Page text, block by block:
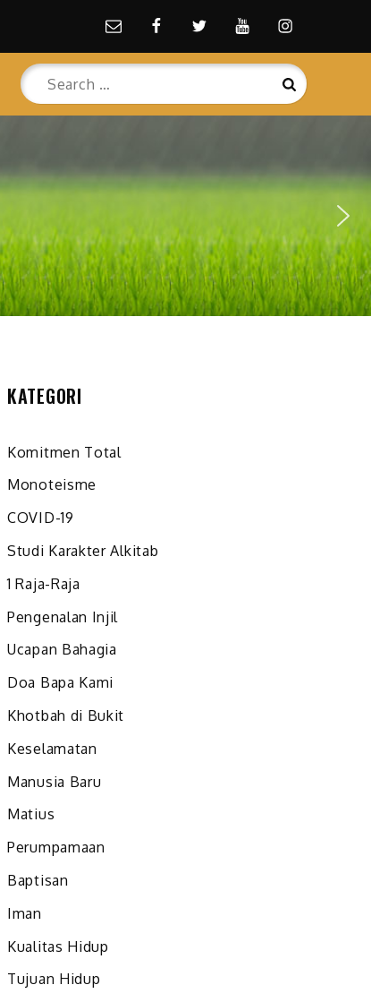
Email facebookTwitterYoutubeInstagram
Search
for:
Search
KATEGORI
Komitmen Total
Monoteisme
COVID-19
Studi Karakter Alkitab
1 Raja-Raja
Pengenalan Injil
Ucapan Bahagia
Doa Bapa Kami
Khotbah di Bukit
Keselamatan
Manusia Baru
Matius
Perumpamaan
Baptisan
Iman
Kualitas Hidup
Tujuan Hidup